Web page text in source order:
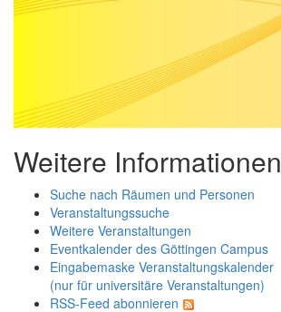
Weitere Informationen
Suche nach Räumen und Personen
Veranstaltungssuche
Weitere Veranstaltungen
Eventkalender des Göttingen Campus
Eingabemaske Veranstaltungskalender
(nur für universitäre Veranstaltungen)
RSS-Feed abonnieren